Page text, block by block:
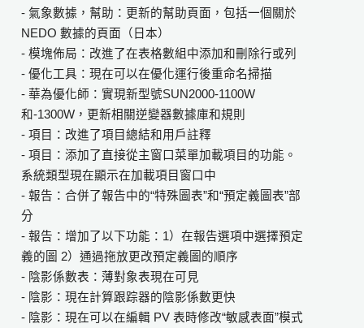
- 氣象數據，幫助：更新的幫助頁面，包括一個關於
NEDO 數據的頁面（日本）
- 模塊佈局：改進了在表格數組中添加和刪除行或列
- 優化工具：現在可以在優化運行後重命名掃描
- 華為優化師：實現新型號SUN2000-1100W
和-1300W，更新相關逆變器數據庫和規則
- 項目：改進了項目總結和用戶註釋
- 項目：添加了直接從主窗口菜單加載項目的功能。
系統類型現在顯示在加載項目窗口中
- 報告：合併了報告中的“特殊圖表”和“預定義圖表”部
分
- 報告：增加了以下功能：1）在報告選項中選擇預定
義的圖 2）通過拖放更改預定義圖的順序
- 陰影係數表：薄對象表現在可見
- 陰影：現在計算跟踪器的陰影係數更快
- 陰影：現在可以在編輯 PV 表時修改“敏感表面”模式